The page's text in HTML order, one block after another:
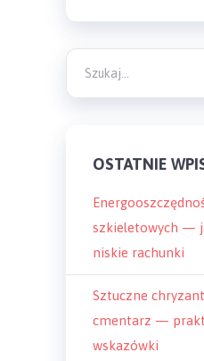
OSTATNIE
szkieletowych —
niskie rachunki
Sztuczne
cmentarz —
wskazówki